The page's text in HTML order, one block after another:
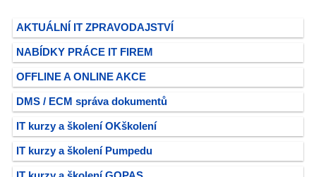
AKTUÁLNÍ IT ZPRAVODAJSTVÍ
NABÍDKY PRÁCE IT FIREM
OFFLINE A ONLINE AKCE
DMS / ECM správa dokumentů
IT kurzy a školení OKškolení
IT kurzy a školení Pumpedu